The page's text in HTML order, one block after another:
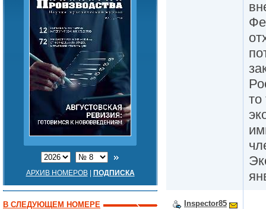
АРХИВ НОМЕРОВ| ПОДПИСКА
В СЛЕДУЮЩЕМ НОМЕРЕ
то
Inspector85